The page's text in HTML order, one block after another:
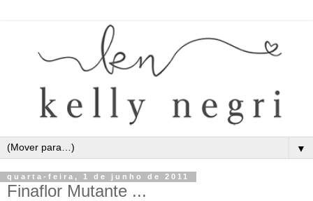
▼
quarta-feira, 1 de junho de 2011
Finaflor Mutante ...